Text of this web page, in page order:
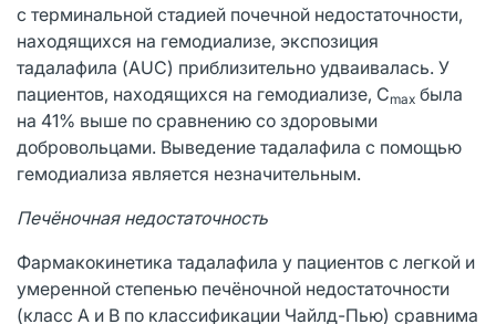
с терминальной стадией почечной недостаточности,
находящихся на гемодиализе, экспозиция
тадалафила (AUC) приблизительно удваивалась. У
пациентов, находящихся на гемодиализе, Сmах была
на 41% выше по сравнению со здоровыми
добровольцами. Выведение тадалафила с помощью
гемодиализа является незначительным.
Печёночная недостаточность
Фармакокинетика тадалафила у пациентов с легкой и
умеренной степенью печёночной недостаточности
(класс А и В по классификации Чайлд-Пью) сравнима